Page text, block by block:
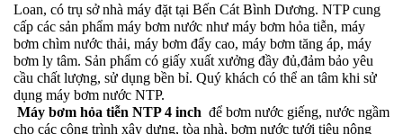
Loan, có trụ sở nhà máy đặt tại Bến Cát Bình Dương. NTP cung
cấp các sản phẩm máy bơm nước như máy bơm hỏa tiễn, máy
bơm chìm nước thải, máy bơm đẩy cao, máy bơm tăng áp, máy
bơm ly tâm. Sản phẩm có giấy xuất xưởng đầy đủ,đảm bảo yêu
cầu chất lượng, sử dụng bền bỉ. Quý khách có thể an tâm khi sử
dụng máy bơm nước NTP.
Máy bơm hỏa tiễn NTP 4 inch để bơm nước giếng, nước ngầm
cho các công trình xây dựng, tòa nhà, bơm nước tưới tiêu nông